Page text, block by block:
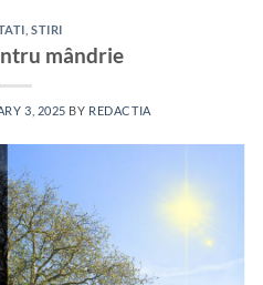
,STIRI
mândrie
3, 2025 BY REDACTIA